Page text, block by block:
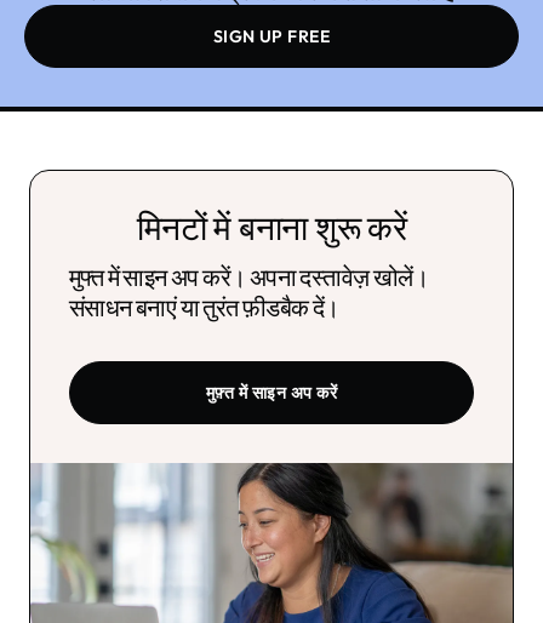
SIGN UP FREE
मिनटों में बनाना शुरू करें
मुफ्त में साइन अप करें। अपना दस्तावेज़ खोलें।
संसाधन बनाएं या तुरंत फ़ीडबैक दें।
मुफ़्त में साइन अप करें